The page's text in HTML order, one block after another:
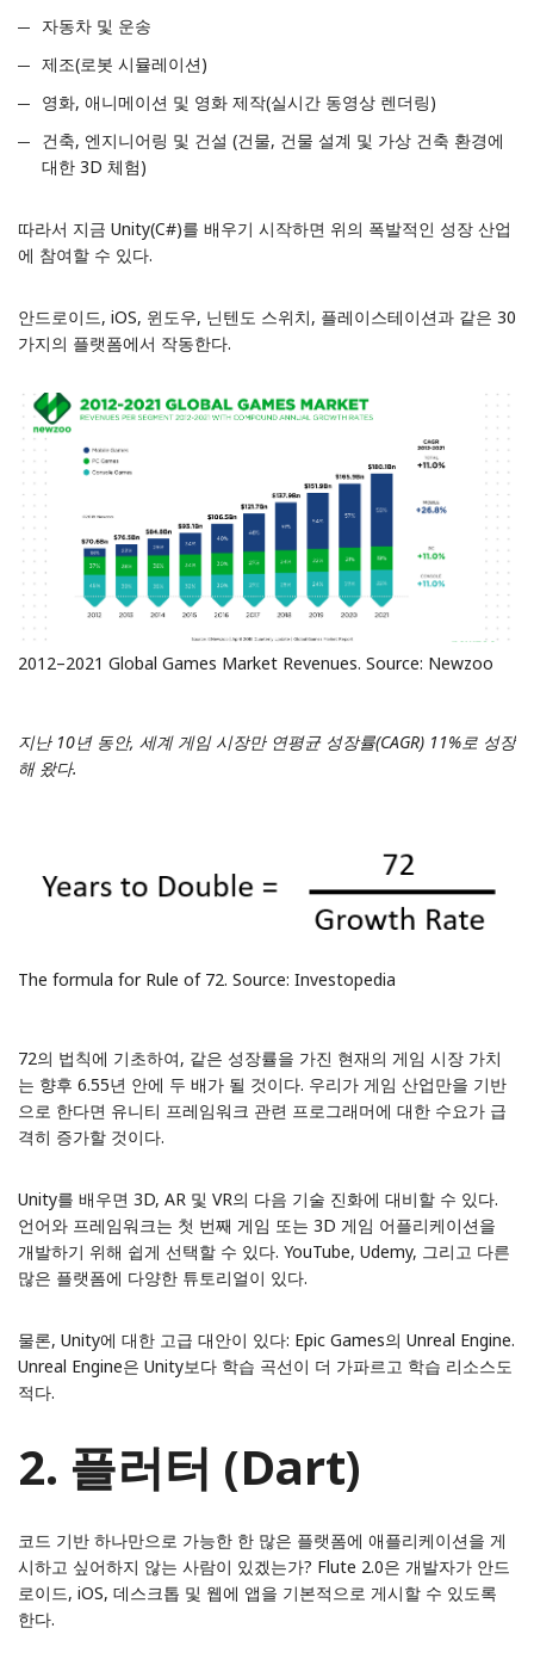
자동차 및 운송
제조(로봇 시뮬레이션)
영화, 애니메이션 및 영화 제작(실시간 동영상 렌더링)
건축, 엔지니어링 및 건설 (건물, 건물 설계 및 가상 건축 환경에
대한 3D 체험)
따라서 지금 Unity(C#)를 배우기 시작하면 위의 폭발적인 성장 산업
에 참여할 수 있다.
안드로이드, iOS, 윈도우, 닌텐도 스위치, 플레이스테이션과 같은 30
가지의 플랫폼에서 작동한다.
2012–2021 Global Games Market Revenues. Source: Newzoo
지난 10년 동안, 세계 게임 시장만 연평균 성장률(CAGR) 11%로 성장
해 왔다.
The formula for Rule of 72. Source: Investopedia
72의 법칙에 기초하여, 같은 성장률을 가진 현재의 게임 시장 가치
는 향후 6.55년 안에 두 배가 될 것이다. 우리가 게임 산업만을 기반
으로 한다면 유니티 프레임워크 관련 프로그래머에 대한 수요가 급
격히 증가할 것이다.
Unity를 배우면 3D, AR 및 VR의 다음 기술 진화에 대비할 수 있다.
언어와 프레임워크는 첫 번째 게임 또는 3D 게임 어플리케이션을
개발하기 위해 쉽게 선택할 수 있다. YouTube, Udemy, 그리고 다른
많은 플랫폼에 다양한 튜토리얼이 있다.
물론, Unity에 대한 고급 대안이 있다: Epic Games의 Unreal Engine.
Unreal Engine은 Unity보다 학습 곡선이 더 가파르고 학습 리소스도
적다.
2. 플러터 (Dart)
코드 기반 하나만으로 가능한 한 많은 플랫폼에 애플리케이션을 게
시하고 싶어하지 않는 사람이 있겠는가? Flute 2.0은 개발자가 안드
로이드, iOS, 데스크톱 및 웹에 앱을 기본적으로 게시할 수 있도록
한다.